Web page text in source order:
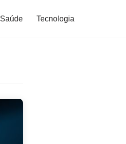
Saúde Tecnologia